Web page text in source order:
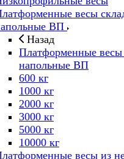
весы
ВП
Назад
Платформенные весы
напольные ВП
600 кг
1000 кг
2000 кг
3000 кг
5000 кг
10000 кг
весы из